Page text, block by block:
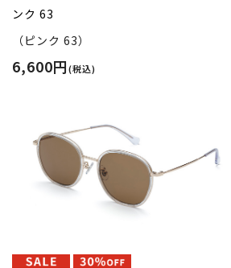
ンク 63
（ピンク 63）
6,600円(税込)